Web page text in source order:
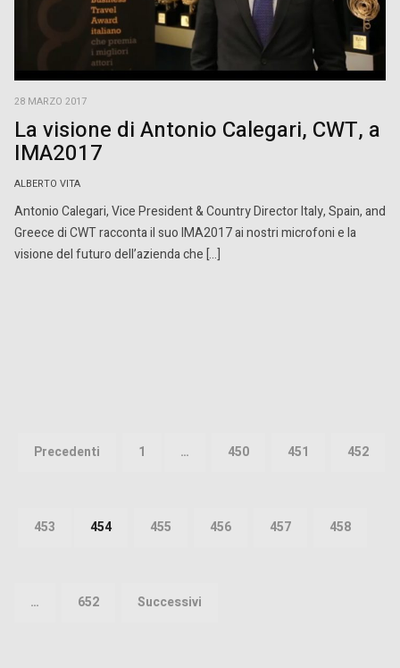
28 MARZO 2017
La visione di Antonio Calegari, CWT, a
IMA2017
ALBERTO VITA
Antonio Calegari, Vice President & Country Director Italy, Spain, and
Greece di CWT racconta il suo IMA2017 ai nostri microfoni e la
visione del futuro dell’azienda che […]
degli
articoli
Precedenti 1 … 450 451 452
453 454 455 456 457 458
… 652 Successivi